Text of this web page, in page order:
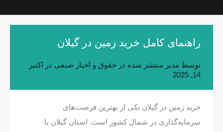
راهنمای کامل خرید زمین در گیلان
توسط مدیر منتشر شده در حقوق و اخبار صنفی در اکتبر
14, 2025
خرید زمین در گیلان یکی از بهترین فرصت‌های
سرمایه‌گذاری در شمال کشور است. استان گیلان با